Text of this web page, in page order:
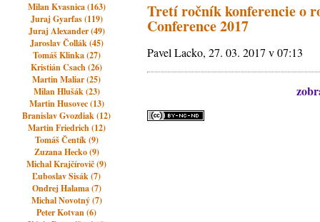
Milan Kvasnica (163)
Juraj Gyarfas (119)
Juraj Alexander (49)
Jaroslav Čollák (45)
Tomáš Klinka (27)
Kristián Csach (26)
Martin Maliar (25)
Milan Hlušák (23)
Martin Husovec (13)
Branislav Gvozdiak (12)
Martin Friedrich (12)
Tomáš Čentík (9)
Zuzana Hecko (9)
Michal Krajčírovič (9)
Ľuboslav Sisák (7)
Ondrej Halama (7)
Michal Novotný (7)
Peter Kotvan (6)
Tretí ročník konferencie o
Conference 2017
Pavel Lacko, 27. 03. 2017 v 07:13